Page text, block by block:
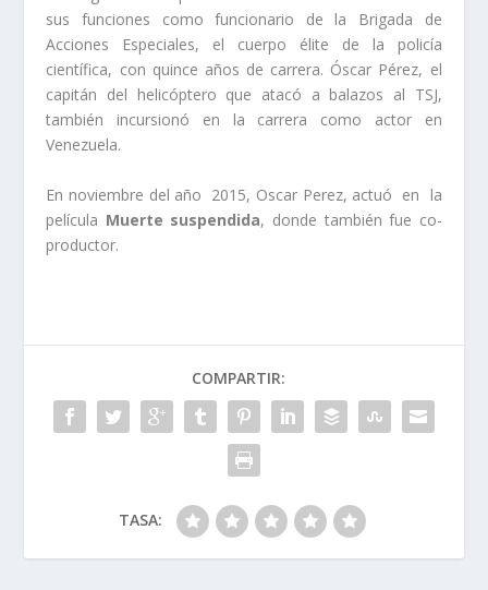
sus funciones como funcionario de la Brigada de
Acciones Especiales, el cuerpo élite de la policía
científica, con quince años de carrera. Óscar Pérez, el
capitán del helicóptero que atacó a balazos al TSJ,
también incursionó en la carrera como actor en
Venezuela.
En noviembre del año 2015, Oscar Perez, actuó en la
película Muerte suspendida, donde también fue co-
productor.
COMPARTIR:
TASA: